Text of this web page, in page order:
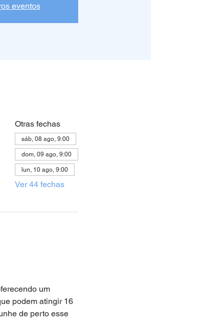
eventos
Otras fechas
sáb, 08 ago, 9:00
dom, 09 ago, 9:00
lun, 10 ago, 9:00
Ver 44 fechas
um
podem atingir 16
de perto esse